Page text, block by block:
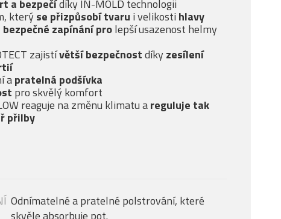
a bezpečídíky IN-MOLD technologii
který se přizpůsobí tvaru i velikosti hlavy
zapínání prolepší usazenost helmy
zajistívětší bezpečnostdíky zesílení
apratelná podšívka
pro skvělý komfort
reaguje na změnu klimatu areguluje tak
přilby
Odnímatelné a pratelné polstrování, které
skvěle absorbuje pot.